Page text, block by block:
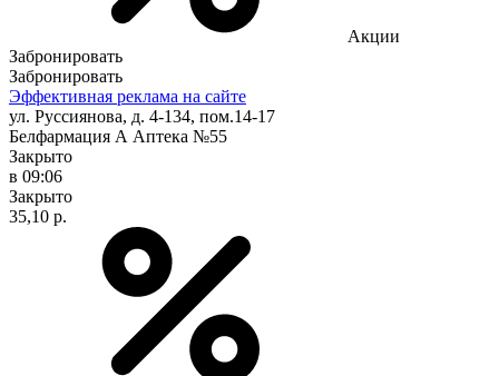
Акции
Забронировать
Забронировать
Эффективная реклама на сайте
ул. Руссиянова, д. 4-134, пом.14-17
Белфармация А Аптека №55
Закрыто
в 09:06
Закрыто
35,10 р.